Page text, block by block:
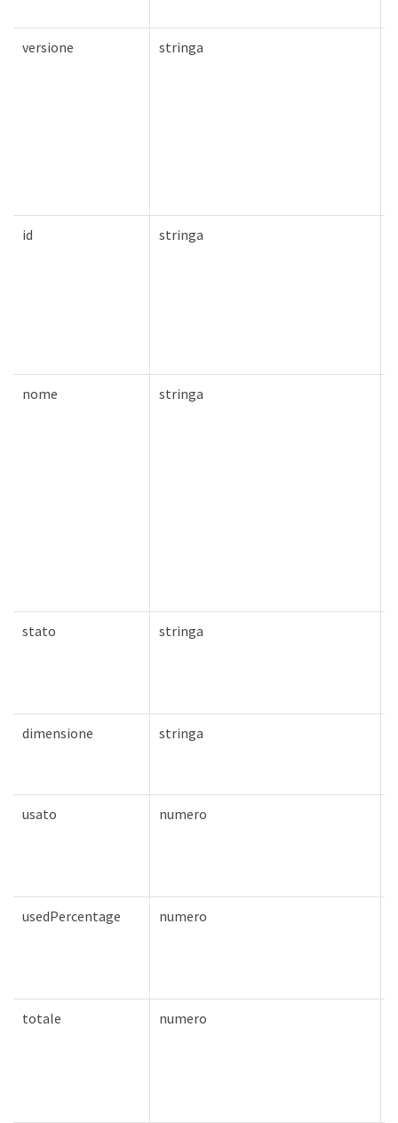
versione stringa
id stringa
nome stringa
stato stringa
dimensione stringa
usato numero
usedPercentage numero
totale numero